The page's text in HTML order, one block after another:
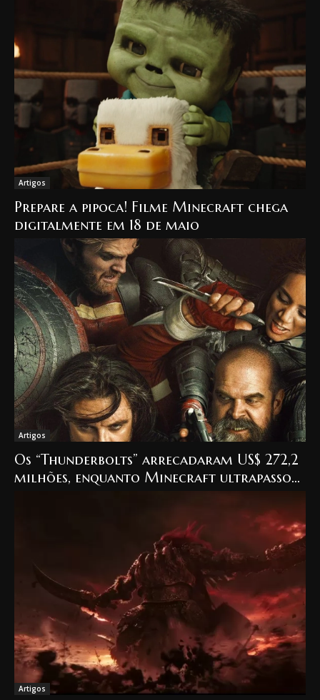
Artigos
Prepare a pipoca! Filme Minecraft chega
digitalmente em 18 de maio
Artigos
Os “Thunderbolts” arrecadaram US$ 272,2
milhões, enquanto Minecraft ultrapassou
Artigos